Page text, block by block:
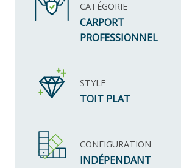
CATÉGORIE
CARPORT
PROFESSIONNEL
STYLE
TOIT PLAT
CONFIGURATION
INDÉPENDANT